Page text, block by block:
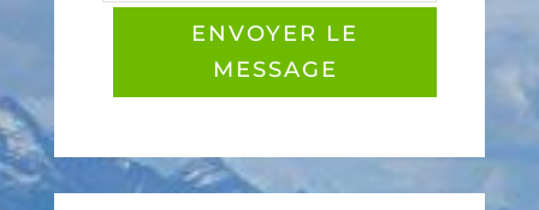
ENVOYER LE
MESSAGE